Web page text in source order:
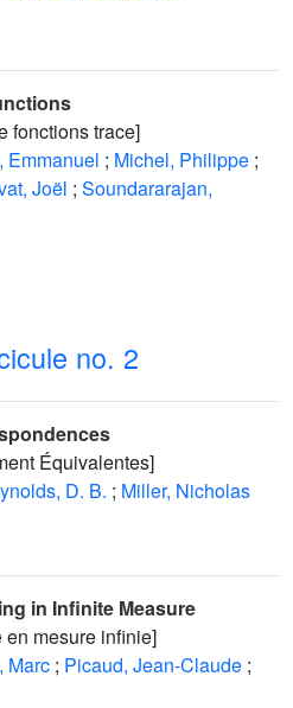
fonctions trace]
Emmanuel ; Michel, Philippe ;
Joël ; Soundararajan,
no. 2
Équivalentes]
D. B. ; Miller, Nicholas
in Infinite Measure
en mesure infinie]
Marc ; Picaud, Jean-Claude ;